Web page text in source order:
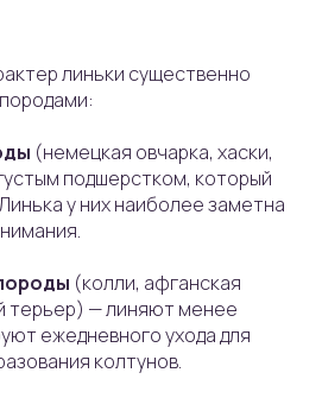
линьки существенно
(немецкая овчарка, хаски,
подшерстком, который
у них наиболее заметна
(колли, афганская
терьер) — линяют менее
ежедневного ухода для
колтунов.